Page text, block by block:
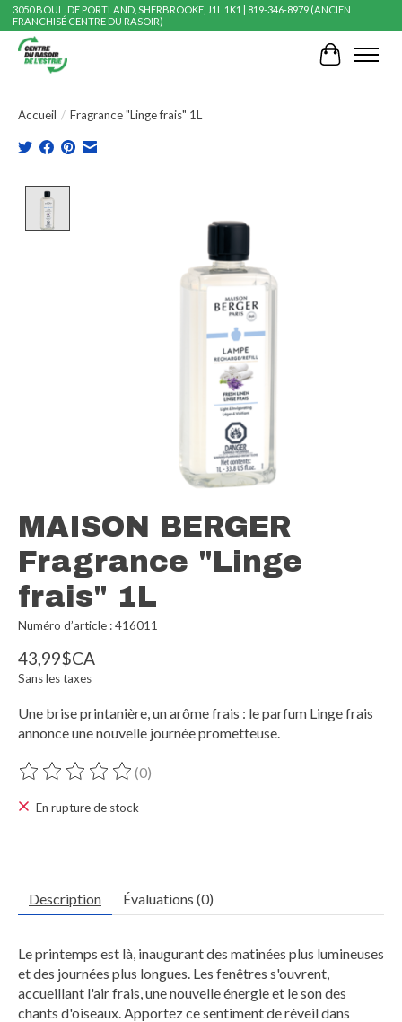
3050 BOUL. DE PORTLAND, SHERBROOKE, J1L 1K1 | 819-346-8979 (ANCIEN
FRANCHISÉ CENTRE DU RASOIR)
Panier
Accueil / Fragrance "Linge frais" 1L
MAISON BERGER
Fragrance "Linge
frais" 1L
Numéro d’article : 416011
43,99$CA
Sans les taxes
Une brise printanière, un arôme frais : le parfum Linge frais
annonce une nouvelle journée prometteuse.
Ce produit est évalué à
(0)
En rupture de stock
Description Évaluations (0)
Le printemps est là, inaugurant des matinées plus lumineuses
et des journées plus longues. Les fenêtres s'ouvrent,
accueillant l'air frais, une nouvelle énergie et le son des
chants d'oiseaux. Apportez ce sentiment de réveil dans